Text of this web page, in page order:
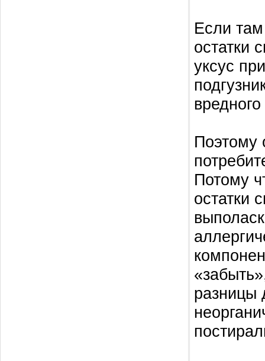
Если там
остатки
уксус
Поэтому
Потому
остатки
разницы